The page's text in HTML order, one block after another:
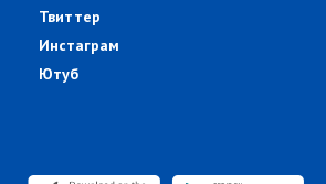
Твиттер
Инстаграм
Ютуб